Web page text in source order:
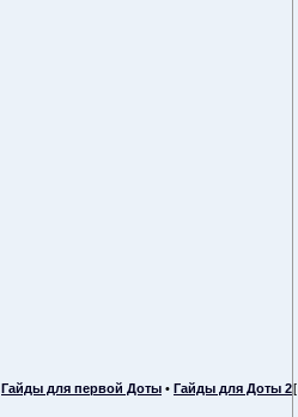
Гайды для первой Доты • Гайды для Доты 2